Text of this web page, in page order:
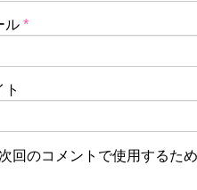
ル *
ト
次回のコメントで使用するた